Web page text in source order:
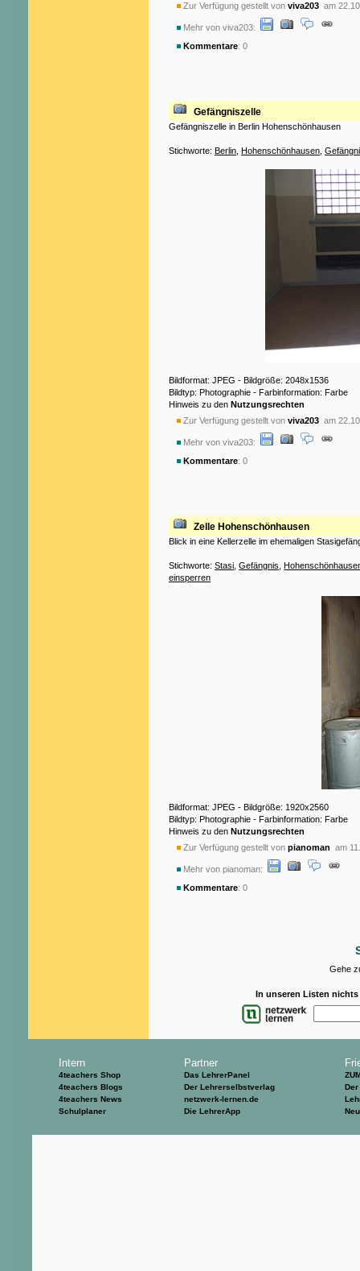
Zur Verfügung gestellt von viva203 am
Mehr von viva203:
Kommentare: 0
Gefängniszelle
Gefängniszelle in Berlin Hohenschönhausen
Stichworte: Berlin Hohenschönhausen
Bildformat: JPEG - Bildgröße: 2048x1536
Bildtyp: Photographie - Farbinformation: Farbe
Hinweis zu den Nutzungsrechten
Zur Verfügung gestellt von viva203 am
Mehr von viva203:
Kommentare: 0
Zelle Hohenschönhausen
Blick in eine Kellerzelle im ehemaligen
Stichworte: Stasi Gefängnis
einsperren
Bildformat: JPEG - Bildgröße: 1920x2560
Bildtyp: Photographie - Farbinformation: Farbe
Hinweis zu den Nutzungsrechten
Zur Verfügung gestellt von pianoman am
Mehr von pianoman:
Kommentare: 0
Gehe
In unseren Listen
Intern
4teachers Shop
4teachers Blogs
4teachers News
Schulplaner
Partner
Das LehrerPanel
Der Lehrerselbstverlag
netzwerk-lernen.de
Die LehrerApp